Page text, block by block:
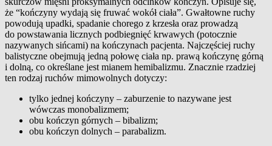
że “kończyny wydają się fruwać wokół ciała”. Gwałtowne ruchy
powodują upadki, spadanie chorego z krzesła oraz prowadzą
do powstawania licznych podbiegnięć krwawych (potocznie
nazywanych sińcami) na kończynach pacjenta. Najczęściej ruchy
balistyczne obejmują jedną połowę ciała np. prawą kończynę górną
i dolną, co określane jest mianem hemibalizmu. Znacznie rzadziej
ten rodzaj ruchów mimowolnych dotyczy:
tylko jednej kończyny – zaburzenie to nazywane jest
wówczas monobalizmem;
obu kończyn górnych – bibalizm;
obu kończyn dolnych – parabalizm.